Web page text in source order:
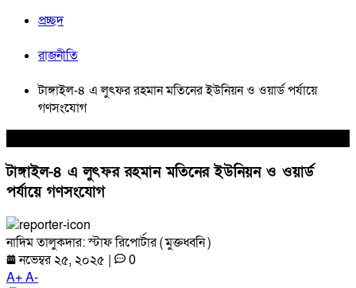
প্রচ্ছদ
রাজনীতি
টাঙ্গাইল-৪ এ লুৎফর রহমান মতিনের ইউনিয়ন ও ওয়ার্ড পর্যায়ে
গণসংযোগ
টাঙ্গাইল-৪ এ লুৎফর রহমান মতিনের ইউনিয়ন ও ওয়ার্ড
পর্যায়ে গণসংযোগ
নাদিম তালুকদার: স্টাফ রিপোর্টার ( মুক্তধ্বনি )
নভেম্বর ২৫, ২০২৫ |
0
A+A-